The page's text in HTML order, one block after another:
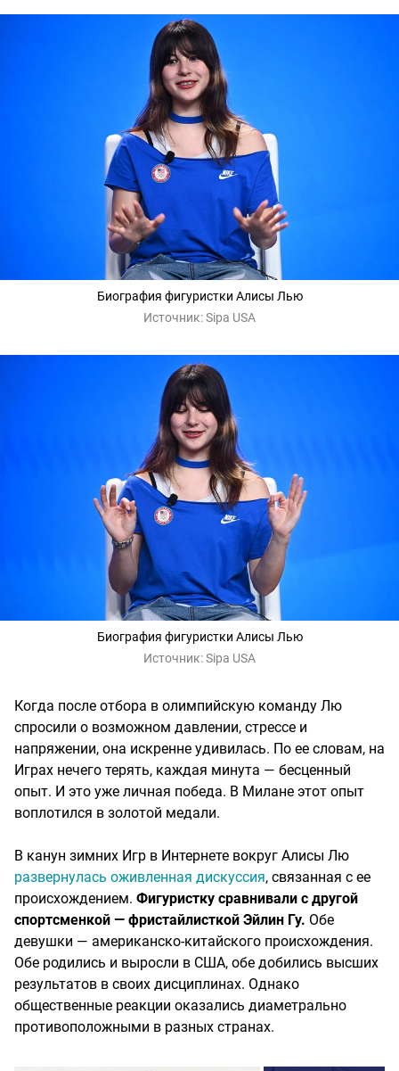
Биография фигуристки Алисы Лью
Источник:Sipa USA
Биография фигуристки Алисы Лью
Источник:Sipa USA
Когда после отбора в олимпийскую команду Лю
спросили о возможном давлении, стрессе и
напряжении, она искренне удивилась. По ее словам, на
Играх нечего терять, каждая минута — бесценный
опыт. И это уже личная победа. В Милане этот опыт
воплотился в золотой медали.
В канун зимних Игр в Интернете вокруг Алисы Лю
развернулась оживленная дискуссия, связанная с ее
происхождением. Фигуристку сравнивали с другой
спортсменкой — фристайлисткой Эйлин Гу. Обе
девушки — американско-китайского происхождения.
Обе родились и выросли в США, обе добились высших
результатов в своих дисциплинах. Однако
общественные реакции оказались диаметрально
противоположными в разных странах.